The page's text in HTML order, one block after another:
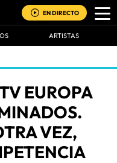
EN DIRECTO
ARTISTAS
EUROPA
VEZ,